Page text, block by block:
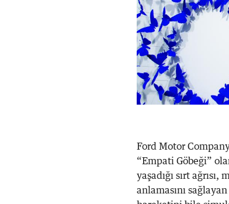
Ford Motor
“Empati Göbeği”
yaşadığı sırt ağrısı,
anlamasını